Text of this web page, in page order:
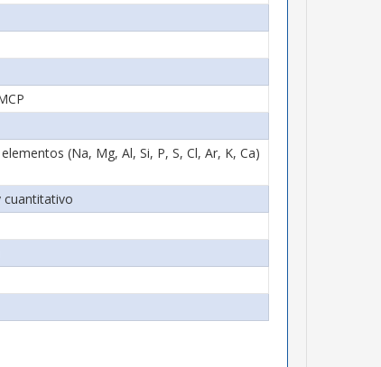
(Na, Mg, Al, Si, P, S, Cl, Ar, K, Ca)
cuantitativo